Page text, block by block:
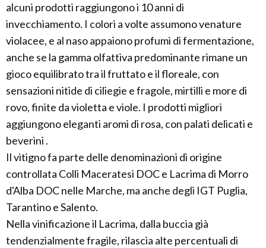
alcuni prodotti raggiungono i 10 anni di
invecchiamento. I colori a volte assumono venature
violacee, e al naso appaiono profumi di fermentazione,
anche se la gamma olfattiva predominante rimane un
gioco equilibrato tra il fruttato e il floreale, con
sensazioni nitide di ciliegie e fragole, mirtilli e more di
rovo, finite da violetta e viole. I prodotti migliori
aggiungono eleganti aromi di rosa, con palati delicati e
beverini .
Il vitigno fa parte delle denominazioni di origine
controllata Colli Maceratesi DOC e Lacrima di Morro
d'Alba DOC nelle Marche, ma anche degli IGT Puglia,
Tarantino e Salento.
Nella vinificazione il Lacrima, dalla buccia già
tendenzialmente fragile, rilascia alte percentuali di